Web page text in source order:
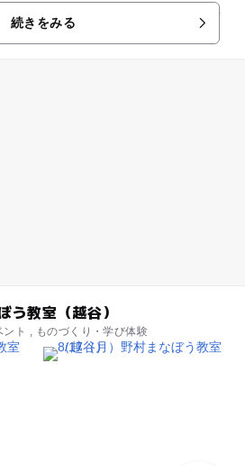
で、消しゴムを輸入する体験をして
...続きをみる
教室（越谷）
ト , ものづくり・学び体験